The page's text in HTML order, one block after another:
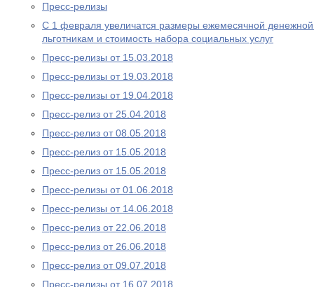
Пресс-релизы
С 1 февраля увеличатся размеры ежемесячной
льготникам и стоимость набора социальных услуг
Пресс-релизы от 15.03.2018
Пресс-релизы от 19.03.2018
Пресс-релизы от 19.04.2018
Пресс-релиз от 25.04.2018
Пресс-релиз от 08.05.2018
Пресс-релиз от 15.05.2018
Пресс-релиз от 15.05.2018
Пресс-релизы от 01.06.2018
Пресс-релизы от 14.06.2018
Пресс-релиз от 22.06.2018
Пресс-релиз от 26.06.2018
Пресс-релиз от 09.07.2018
Пресс-релизы от 16.07.2018